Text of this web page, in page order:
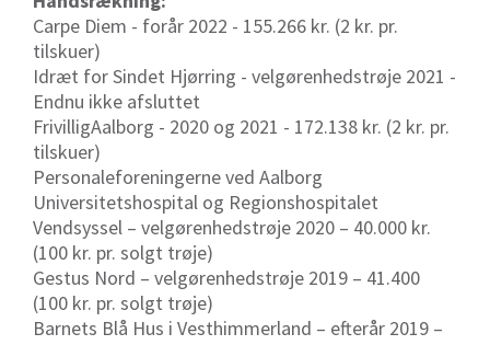
Carpe Diem - forår 2022 - 155.266 kr. (2 kr. pr.
tilskuer)
Idræt for Sindet Hjørring - velgørenhedstrøje 2021 -
Endnu ikke afsluttet
FrivilligAalborg - 2020 og 2021 - 172.138 kr. (2 kr. pr.
tilskuer)
Personaleforeningerne ved Aalborg
Universitetshospital og Regionshospitalet
Vendsyssel – velgørenhedstrøje 2020 – 40.000 kr.
(100 kr. pr. solgt trøje)
Gestus Nord – velgørenhedstrøje 2019 – 41.400
(100 kr. pr. solgt trøje)
Barnets Blå Hus i Vesthimmerland – efterår 2019 –